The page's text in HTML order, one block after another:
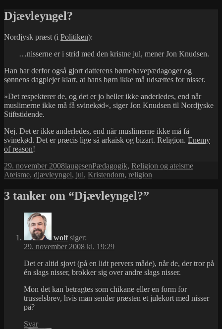
Djævleyngel?
Nordjysk præst (i Politiken):
…nisserne er i strid med den kristne jul, mener Jon Knudsen.
Han har derfor også gjort datterens børnehavepædagoger og
sønnens dagplejer klart, at hans børn ikke må udsættes for nisser.
»Det respekterer de, og det er jo heller ikke anderledes, end når
muslimerne ikke må få svinekød«, siger Jon Knudsen til Nordjyske
Stiftstidende.
Nej. Det er ikke anderledes, end når muslimerne ikke må få
svinekød. Det er præcis lige så arkaisk og bizart. Religion. Enemy
of reason!
Udgivet
i
29. november 2008Forfatter
laugesenKategorier
Pædagogik, Religion og ateismeTags
Ateisme, djævleyngel, jul, Kristendom, religion
3 tanker om “Djævleyngel?”
wolf siger:
29. november 2008 kl. 19:29
Det er altid sjovt (på en lidt pervers måde), når de, der tror på
én slags nisser, brokker sig over andre slags nisser.
Mon det kan betragtes som chikane eller en form for
trusselsbrev, hvis man sender præsten et julekort med nisser
på?
Svar